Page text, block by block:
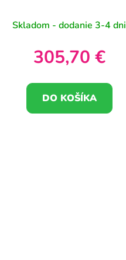
Skladom - dodanie 3-4 dni
305,70 €
DO KOŠÍKA